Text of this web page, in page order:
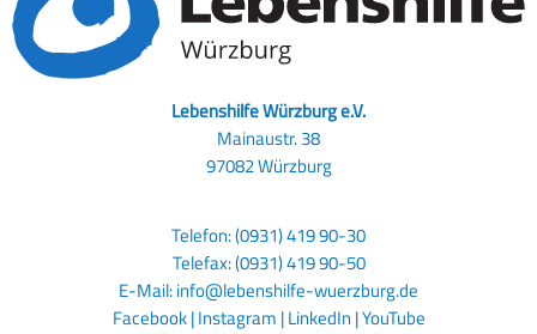
Lebenshilfe Würzburg e.V.
Mainaustr. 38
97082 Würzburg
Telefon: (0931) 419 90-30
Telefax: (0931) 419 90-50
E-Mail:info@lebenshilfe-wuerzburg.de
Facebook|Instagram |LinkedIn |YouTube